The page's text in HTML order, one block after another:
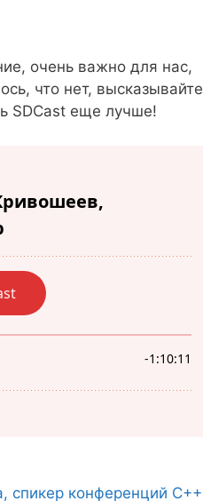
очень важно для нас,
что нет, высказывайте
SDCast еще лучше!
спикер конференций C++